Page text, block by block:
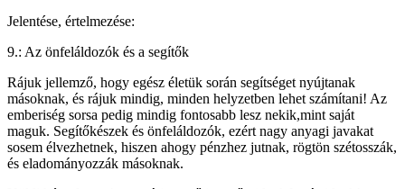
Jelentése, értelmezése:
9.: Az önfeláldozók és a segítők
Rájuk jellemző, hogy egész életük során segítséget nyújtanak
másoknak, és rájuk mindig, minden helyzetben lehet számítani! Az
emberiség sorsa pedig mindig fontosabb lesz nekik,mint saját
maguk. Segítőkészek és önfeláldozók, ezért nagy anyagi javakat
sosem élvezhetnek, hiszen ahogy pénzhez jutnak, rögtön szétosszák,
és eladományozzák másoknak.